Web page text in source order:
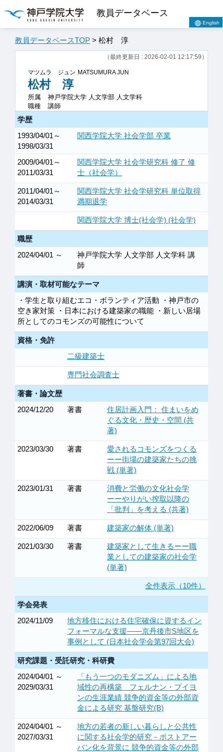
教員データベース
English
教員データベースTOP > 松村 淳
（最終更新日 : 2026-02-01 12:17:59）
マツムラ ジュン MATSUMURA JUN
松村 淳
所属
神戸学院大学 人文学部 人文学科
職種
講師
学歴
1993/04/01～
1998/03/31
関西学院大学 社会学部 卒業
2009/04/01～
2011/03/31
関西学院大学 社会学研究科 修了 修
士（社会学）
2011/04/01～
2014/03/31
関西学院大学 社会学研究科 単位取得
満期退学
関西学院大学 博士(社会学) (社会学)
職歴
2024/04/01 ～
神戸学院大学 人文学部 人文学科 講
師
講演・取材可能なテーマ
・学生と取り組むエコ・ボランティア活動 ・神戸市の
空き家対策 ・日本における建築家の職能 ・新しい居場
所としてのコモンズの可能性について
資格・免許
二級建築士
専門社会調査士
著書・論文歴
2024/12/20
著書
住居計画入門： 住まいをめ
ぐる文化・歴史・空間 (共
著)
2023/03/30 著書
愛されるコモンズをつくる
ーー街場の建築家たちの挑
戦 (単著)
2023/01/31 著書
消費と労働の文化社会学
ーーやりがい搾取以降の
「批判」を考える (共著)
2022/06/09 著書 建築家の解体 (単著)
2021/03/30 著書
建築家として生きるーー職
業としての建築家の社会学
(単著)
全件表示（10件）
学会発表
2024/11/09
地方移住における住宅確保に資するイン
フォーマルな支援——京丹後市S地区を
事例として (日本社会学会第97回大会)
研究課題・受託研究・科研費
2024/04/01 ～
2029/03/31
「もう一つのモダニズム」による地
域性の再構築 フェルナン・プイヨ
ンの生涯業績 競争的資金等の外部資
金による研究 基盤研究(B)
2024/04/01 ～
2027/03/31
地方の若者の新しい暮らしと公共性
に関する社会学的研究－ポストアー
バン化を背景に 競争的資金等の外部